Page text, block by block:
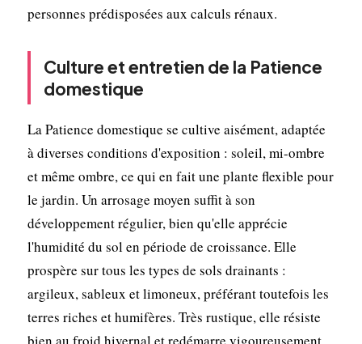
personnes prédisposées aux calculs rénaux.
Culture et entretien de la Patience
domestique
La Patience domestique se cultive aisément, adaptée
à diverses conditions d'exposition : soleil, mi-ombre
et même ombre, ce qui en fait une plante flexible pour
le jardin. Un arrosage moyen suffit à son
développement régulier, bien qu'elle apprécie
l'humidité du sol en période de croissance. Elle
prospère sur tous les types de sols drainants :
argileux, sableux et limoneux, préférant toutefois les
terres riches et humifères. Très rustique, elle résiste